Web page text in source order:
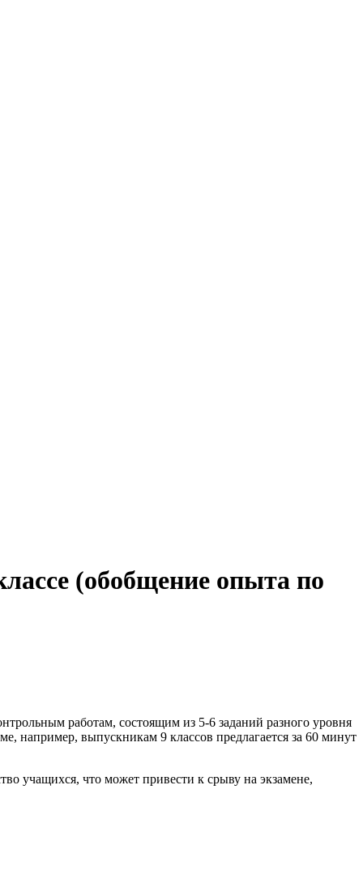
(обобщение опыта по
работам, состоящим из 5-6 заданий разного уровня
например, выпускникам 9 классов предлагается за 60 минут
учащихся, что может привести к срыву на экзамене,